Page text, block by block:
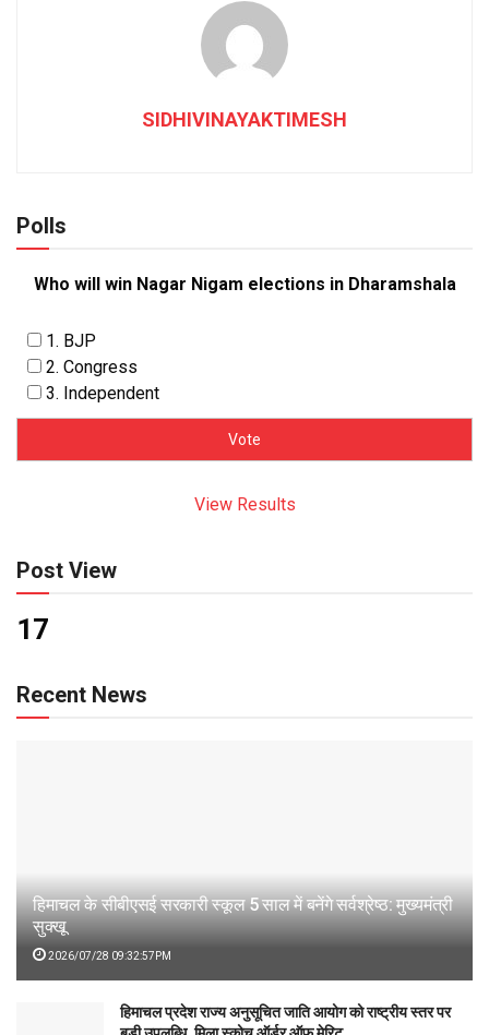
SIDHIVINAYAKTIMESH
Polls
Who will win Nagar Nigam elections in Dharamshala
1. BJP
2. Congress
3. Independent
View Results
Post View
17
Recent News
हिमाचल के सीबीएसई सरकारी स्कूल 5 साल में बनेंगे सर्वश्रेष्ठ: मुख्यमंत्री
सुक्खू
2026/07/28 09:32:57PM
हिमाचल प्रदेश राज्य अनुसूचित जाति आयोग को राष्ट्रीय स्तर पर